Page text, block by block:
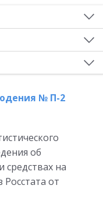
№ П-2
об
средствах на
от